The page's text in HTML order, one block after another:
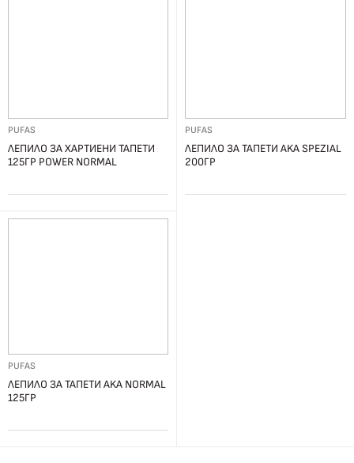
PUFAS
ЛЕПИЛО ЗА ХАРТИЕНИ ТАПЕТИ
125ГР POWER NORMAL
PUFAS
ЛЕПИЛО ЗА ТАПЕТИ AKA SPEZIAL
200ГР
PUFAS
ЛЕПИЛО ЗА ТАПЕТИ AKA NORMAL
125ГР